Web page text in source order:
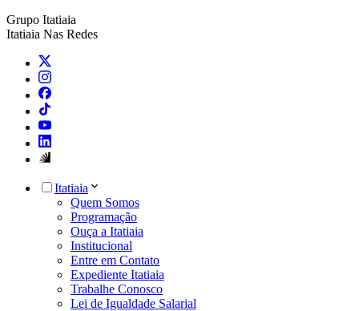
Grupo Itatiaia
Itatiaia Nas Redes
Itatiaia
Quem Somos
Programação
Ouça a Itatiaia
Institucional
Entre em Contato
Expediente Itatiaia
Trabalhe Conosco
Lei de Igualdade Salarial